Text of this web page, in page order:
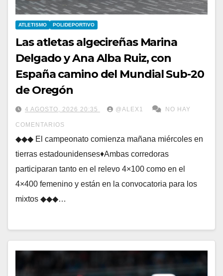
ATLETISMO POLIDEPORTIVO
Las atletas algecireñas Marina
Delgado y Ana Alba Ruiz, con
España camino del Mundial Sub-20
de Oregón
4 AGOSTO, 2026 20:35 @ALEX1 NO HAY
COMENTARIOS
◆◆◆ El campeonato comienza mañana miércoles en
tierras estadounidenses♦Ambas corredoras
participaran tanto en el relevo 4×100 como en el
4×400 femenino y están en la convocatoria para los
mixtos ◆◆◆…